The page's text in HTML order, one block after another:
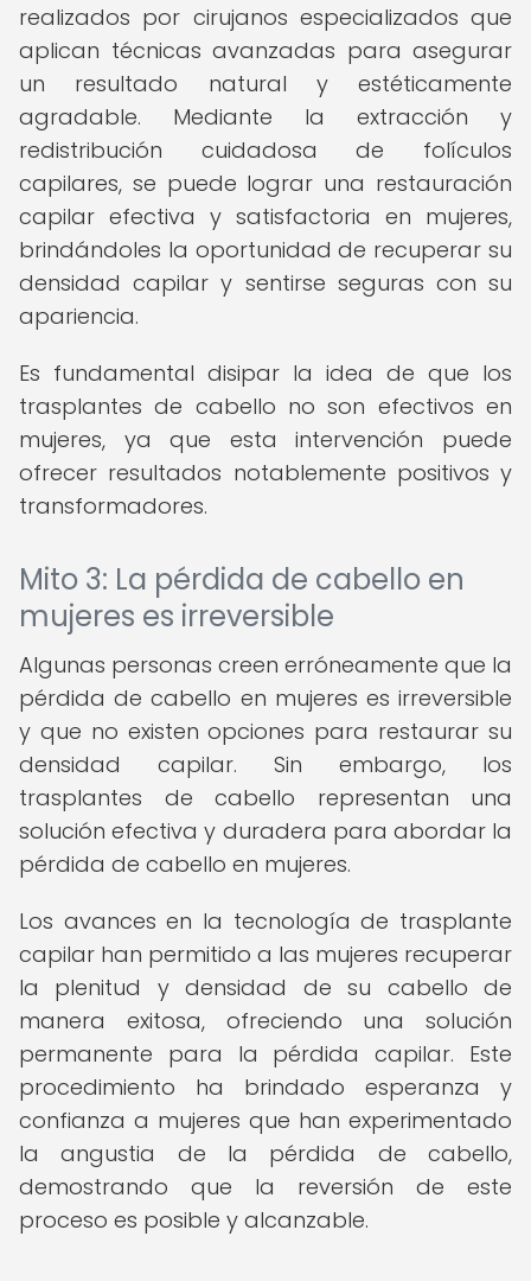
realizados por cirujanos especializados que
aplican técnicas avanzadas para asegurar
un resultado natural y estéticamente
agradable. Mediante la extracción y
redistribución cuidadosa de folículos
capilares, se puede lograr una restauración
capilar efectiva y satisfactoria en mujeres,
brindándoles la oportunidad de recuperar su
densidad capilar y sentirse seguras con su
apariencia.
Es fundamental disipar la idea de que los
trasplantes de cabello no son efectivos en
mujeres, ya que esta intervención puede
ofrecer resultados notablemente positivos y
transformadores.
Mito 3: La pérdida de cabello en
mujeres es irreversible
Algunas personas creen erróneamente que la
pérdida de cabello en mujeres es irreversible
y que no existen opciones para restaurar su
densidad capilar. Sin embargo, los
trasplantes de cabello representan una
solución efectiva y duradera para abordar la
pérdida de cabello en mujeres.
Los avances en la tecnología de trasplante
capilar han permitido a las mujeres recuperar
la plenitud y densidad de su cabello de
manera exitosa, ofreciendo una solución
permanente para la pérdida capilar. Este
procedimiento ha brindado esperanza y
confianza a mujeres que han experimentado
la angustia de la pérdida de cabello,
demostrando que la reversión de este
proceso es posible y alcanzable.